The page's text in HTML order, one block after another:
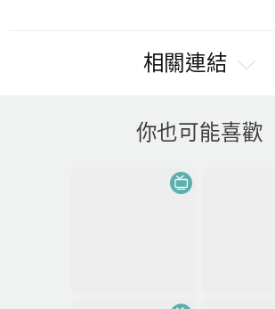
相關連結
你也可能喜歡